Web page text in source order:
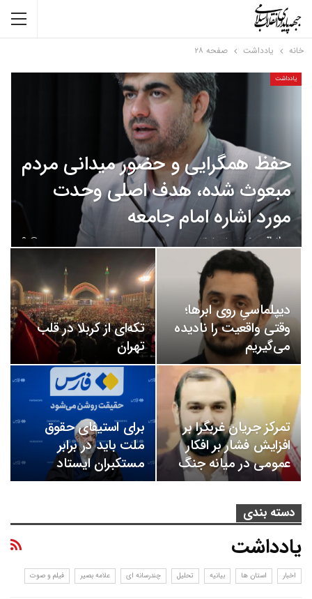
خانه یادداشت صفحه ۲۸
یادداشت
حفظ همگرایی و حضور میدانی مردم
مبعوث شده، هدف اصلی وحدت
مورد اشاره امام جامعه
سجاد باقری تیر ۲۸, ۱۴۰۵
دیپلماسیِ روی ابرها؛
وقتی واقعیت را نادیده
می‌گیریم
تکه‌ای از کربلا در قلب
تهران
تمرکز جریان غربگرا بر
افزایش فشار بر افکار
عمومی در میانه جنگ
برای استیفای حقوق
ملت باید در برابر
مستکبران ایستاد
دسته بندی
یادداشت
اخبار استان ها بیانیه تحلیل چندرسانه ای علامه بصیر فیلم و صوت